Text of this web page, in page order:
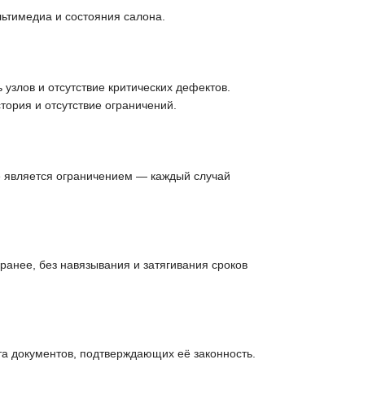
и состояния салона.
и отсутствие критических дефектов.
и отсутствие ограничений.
ограничением — каждый случай
без навязывания и затягивания сроков
документов, подтверждающих её законность.